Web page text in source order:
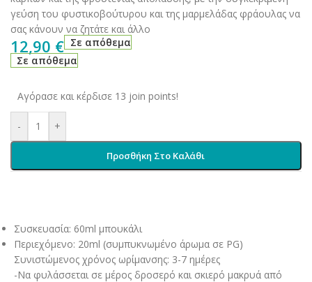
γεύση του φυστικοβούτυρου και της μαρμελάδας φράουλας να
σας κάνουν να ζητάτε και άλλο
12,90 € Σε απόθεμα
Σε απόθεμα
Αγόρασε και κέρδισε 13 join points!
- +
Προσθήκη Στο Καλάθι
Συσκευασία: 60ml μπουκάλι
Περιεχόμενο: 20ml (συμπυκνωμένο άρωμα σε PG)
Συνιστώμενος χρόνος ωρίμανσης: 3-7 ημέρες
-Να φυλάσσεται σε μέρος δροσερό και σκιερό μακρυά από